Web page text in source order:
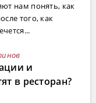
нам понять, как
того, как
и
в ресторан?